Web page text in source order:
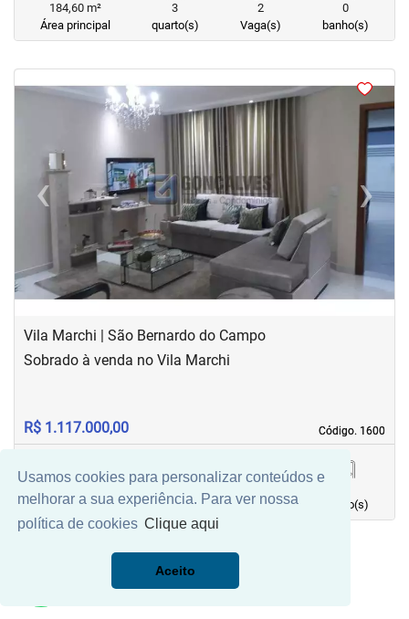
Usamos cookies para personalizar conteúdos e
melhorar a sua experiência. Para ver nossa
política de cookies Clique aqui
AceitoMais Filtros
184,60 m²
Área principal
3
quarto(s)
2
Vaga(s)
0
banho(s)
‹
Previous ›Next
Vila Marchi | São Bernardo do Campo
Código. 1600
Código. 1600
Sobrado à venda no Vila Marchi
R$ 1.117.000,00
Área principal
quarto(s)
Vaga(s)
banho(s)